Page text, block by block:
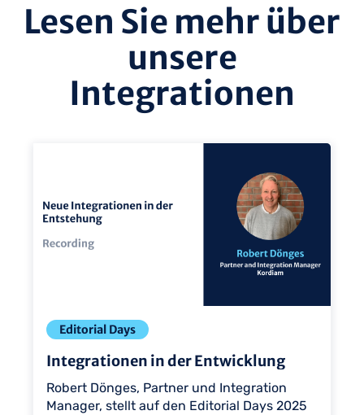
Lesen Sie mehr über
unsere
Integrationen
Editorial Days
Integrationen in der Entwicklung
Robert Dönges, Partner und Integration
Manager, stellt auf den Editorial Days 2025